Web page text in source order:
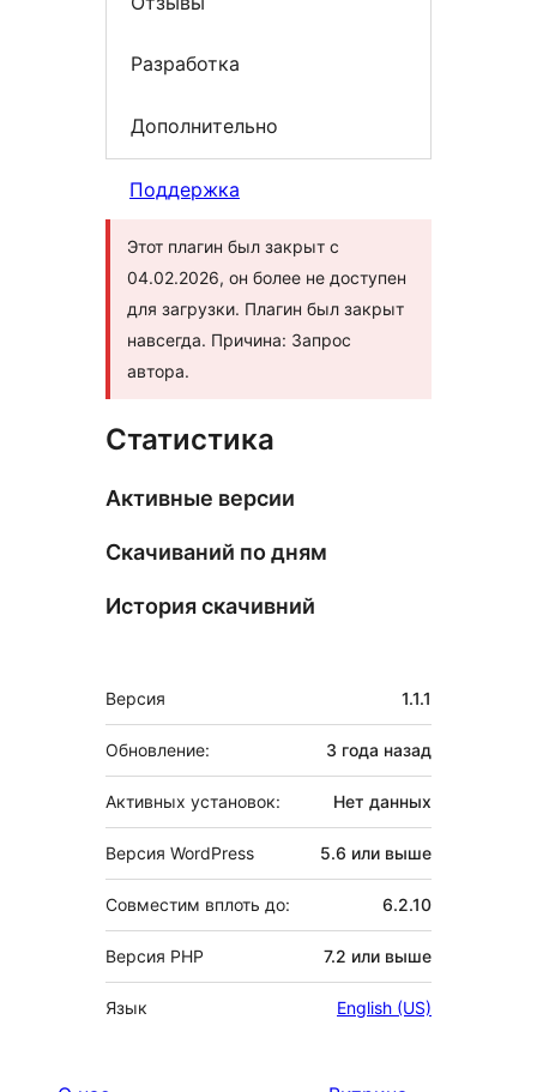
Разработка
Дополнительно
Поддержка
Этот плагин был закрыт с
04.02.2026, он более не доступен
для загрузки. Плагин был закрыт
навсегда. Причина: Запрос
автора.
Статистика
Активные версии
Скачиваний по дням
История скачивний
Мета
Версия 1.1.1
Обновление: 3 года назад
Активных установок: Нет данных
Версия WordPress 5.6 или выше
Совместим вплоть до: 6.2.10
Версия PHP 7.2 или выше
Язык English (US)